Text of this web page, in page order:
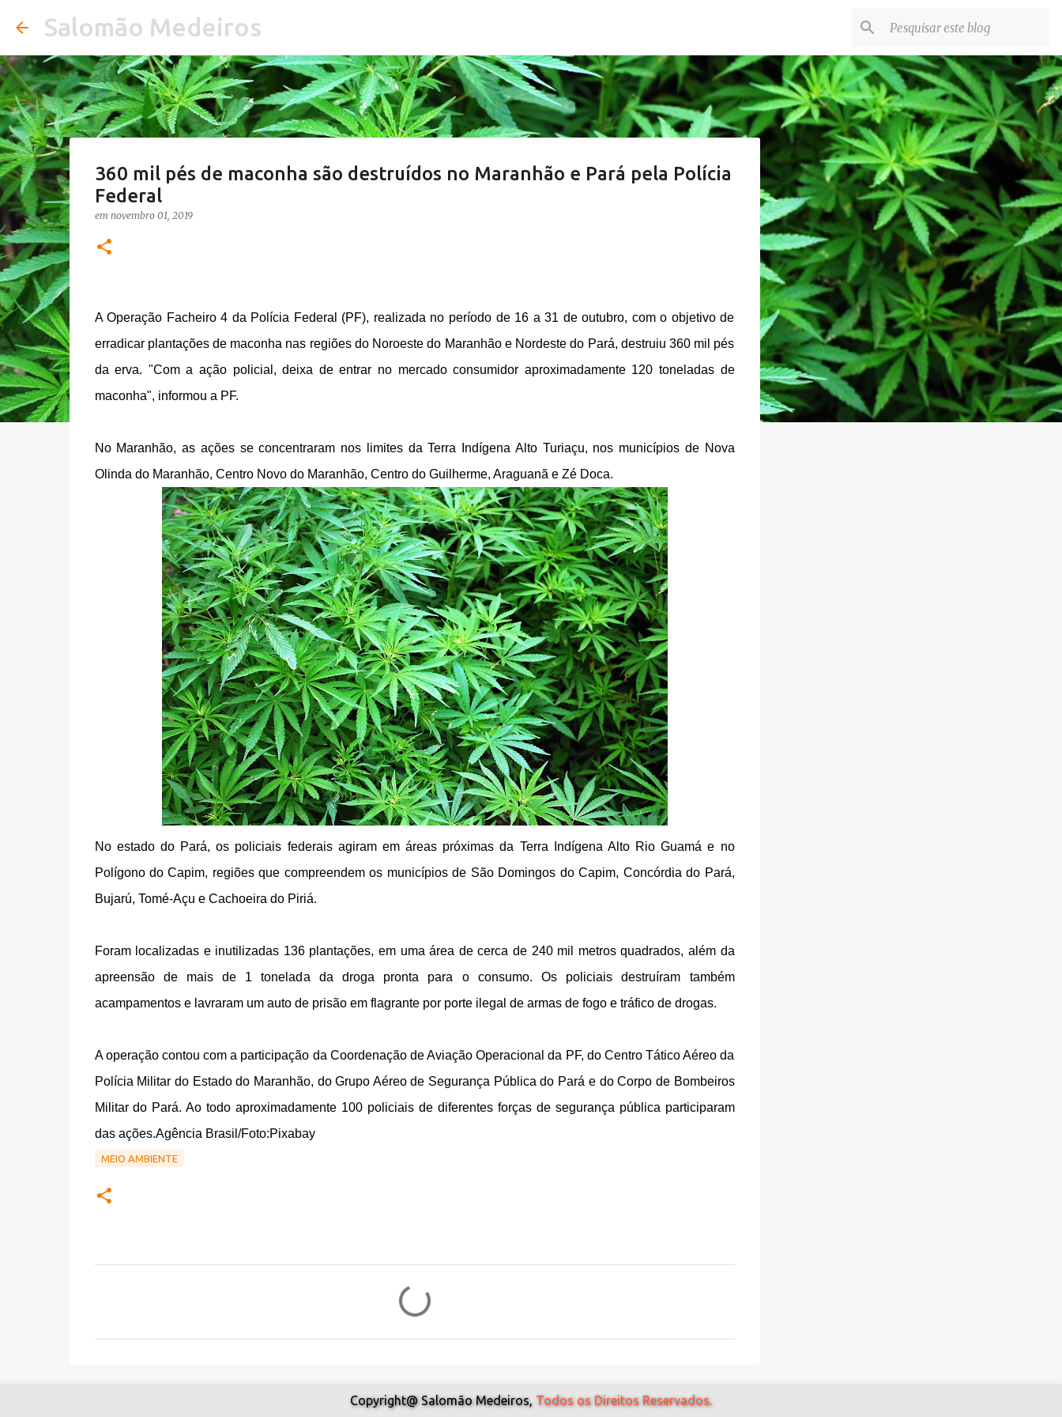
Salomão Medeiros
360 mil pés de maconha são destruídos no Maranhão e Pará pela Polícia
Federal
em novembro 01, 2019
A Operação Facheiro 4 da Polícia Federal (PF), realizada no período de 16 a 31 de outubro, com o objetivo de
erradicar plantações de maconha nas regiões do Noroeste do Maranhão e Nordeste do Pará, destruiu 360 mil pés
da erva. "Com a ação policial, deixa de entrar no mercado consumidor aproximadamente 120 toneladas de
maconha", informou a PF.
No Maranhão, as ações se concentraram nos limites da Terra Indígena Alto Turiaçu, nos municípios de Nova
Olinda do Maranhão, Centro Novo do Maranhão, Centro do Guilherme, Araguanã e Zé Doca.
No estado do Pará, os policiais federais agiram em áreas próximas da Terra Indígena Alto Rio Guamá e no
Polígono do Capim, regiões que compreendem os municípios de São Domingos do Capim, Concórdia do Pará,
Bujarú, Tomé-Açu e Cachoeira do Piriá.
Foram localizadas e inutilizadas 136 plantações, em uma área de cerca de 240 mil metros quadrados, além da
apreensão de mais de 1 tonelada da droga pronta para o consumo. Os policiais destruíram também
acampamentos e lavraram um auto de prisão em flagrante por porte ilegal de armas de fogo e tráfico de drogas.
A operação contou com a participação da Coordenação de Aviação Operacional da PF, do Centro Tático Aéreo da
Polícia Militar do Estado do Maranhão, do Grupo Aéreo de Segurança Pública do Pará e do Corpo de Bombeiros
Militar do Pará. Ao todo aproximadamente 100 policiais de diferentes forças de segurança pública participaram
das ações.Agência Brasil/Foto:Pixabay
MEIO AMBIENTE
Copyright@ Salomão Medeiros, Todos os Direitos Reservados.